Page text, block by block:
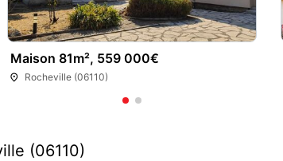
Maison 81m², 559 000€
Rocheville (06110)
(06110)